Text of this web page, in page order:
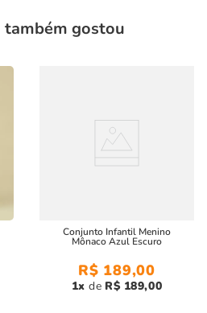
também gostou
Conjunto Infantil Menino
Mônaco Azul Escuro
R$ 189,00
1 R$ 189,00